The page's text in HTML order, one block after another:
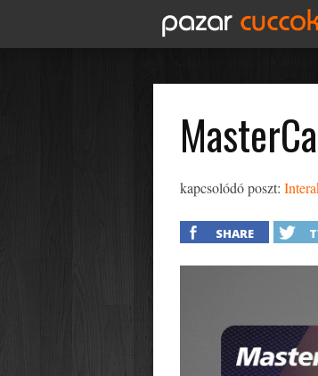
kapcsolódó poszt:
SHARE